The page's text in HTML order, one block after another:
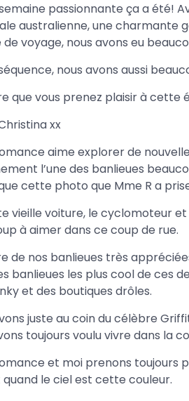
passionnante ça a été!
australienne, une charmante
voyage, nous avons eu
nous avons aussi
que vous prenez plaisir à cette
xx
aime explorer de
l’une des banlieues
cette photo que Mme R a
vieille voiture, le cyclomoteur
à aimer dans ce coup de rue.
de nos banlieues très
banlieues les plus cool de ces
et des boutiques drôles.
juste au coin du célèbre
toujours voulu vivre dans la
et moi prenons toujours
le ciel est cette couleur.